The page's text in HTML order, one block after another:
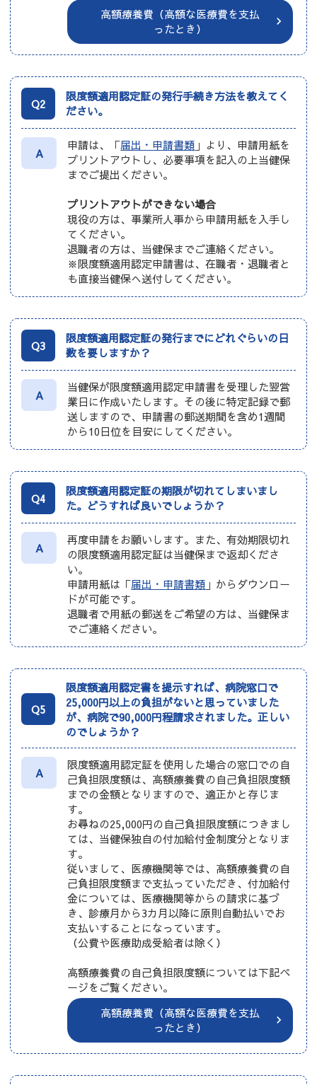
高額療養費（高額な医療費を支払
ったとき）
Q2
限度額適用認定証の発行手続き方法を教えてく
ださい。
A
申請は、「届出・申請書類 」より、申請用紙を
プリントアウトし、必要事項を記入の上当健保
までご提出ください。
プリントアウトができない場合
現役の方は、事業所人事から申請用紙を入手し
てください。
退職者の方は、当健保までご連絡ください。
※限度額適用認定申請書は、在職者・退職者と
も直接当健保へ送付してください。
Q3
限度額適用認定証の発行までにどれぐらいの日
数を要しますか？
A
当健保が限度額適用認定申請書を受理した翌営
業日に作成いたします。その後に特定記録で郵
送しますので、申請書の郵送期間を含め1週間
から10日位を目安にしてください。
Q4
限度額適用認定証の期限が切れてしまいまし
た。どうすれば良いでしょうか？
A
再度申請をお願いします。また、有効期限切れ
の限度額適用認定証は当健保まで返却くださ
い。
申請用紙は「届出・申請書類 」からダウンロー
ドが可能です。
退職者で用紙の郵送をご希望の方は、当健保ま
でご連絡ください。
Q5
限度額適用認定書を提示すれば、病院窓口で
25,000円以上の負担がないと思っていました
が、病院で90,000円程請求されました。正しい
のでしょうか？
A
限度額適用認定証を使用した場合の窓口での自
己負担限度額は、高額療養費の自己負担限度額
までの金額となりますので、適正かと存じま
す。
お尋ねの25,000円の自己負担限度額につきまし
ては、当健保独自の付加給付金制度分となりま
す。
従いまして、医療機関等では、高額療養費の自
己負担限度額まで支払っていただき、付加給付
金については、医療機関等からの請求に基づ
き、診療月から3カ月以降に原則自動払いでお
支払いすることになっています。
（公費や医療助成受給者は除く）
高額療養費の自己負担限度額については下記ペ
ージをご覧ください。
高額療養費（高額な医療費を支払
ったとき）